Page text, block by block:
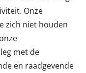
Onze
zich niet houden
met de
en raadgevende